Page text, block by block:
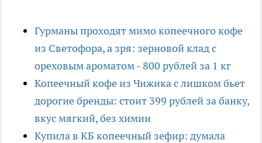
Гурманы проходят мимо копеечного кофе
из Светофора, а зря: зерновой клад с
ореховым ароматом - 800 рублей за 1 кг
Копеечный кофе из Чижика с лишком бьет
дорогие бренды: стоит 399 рублей за банку,
вкус мягкий, без химии
Купила в КБ копеечный зефир: думала